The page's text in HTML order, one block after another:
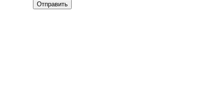
Отправить